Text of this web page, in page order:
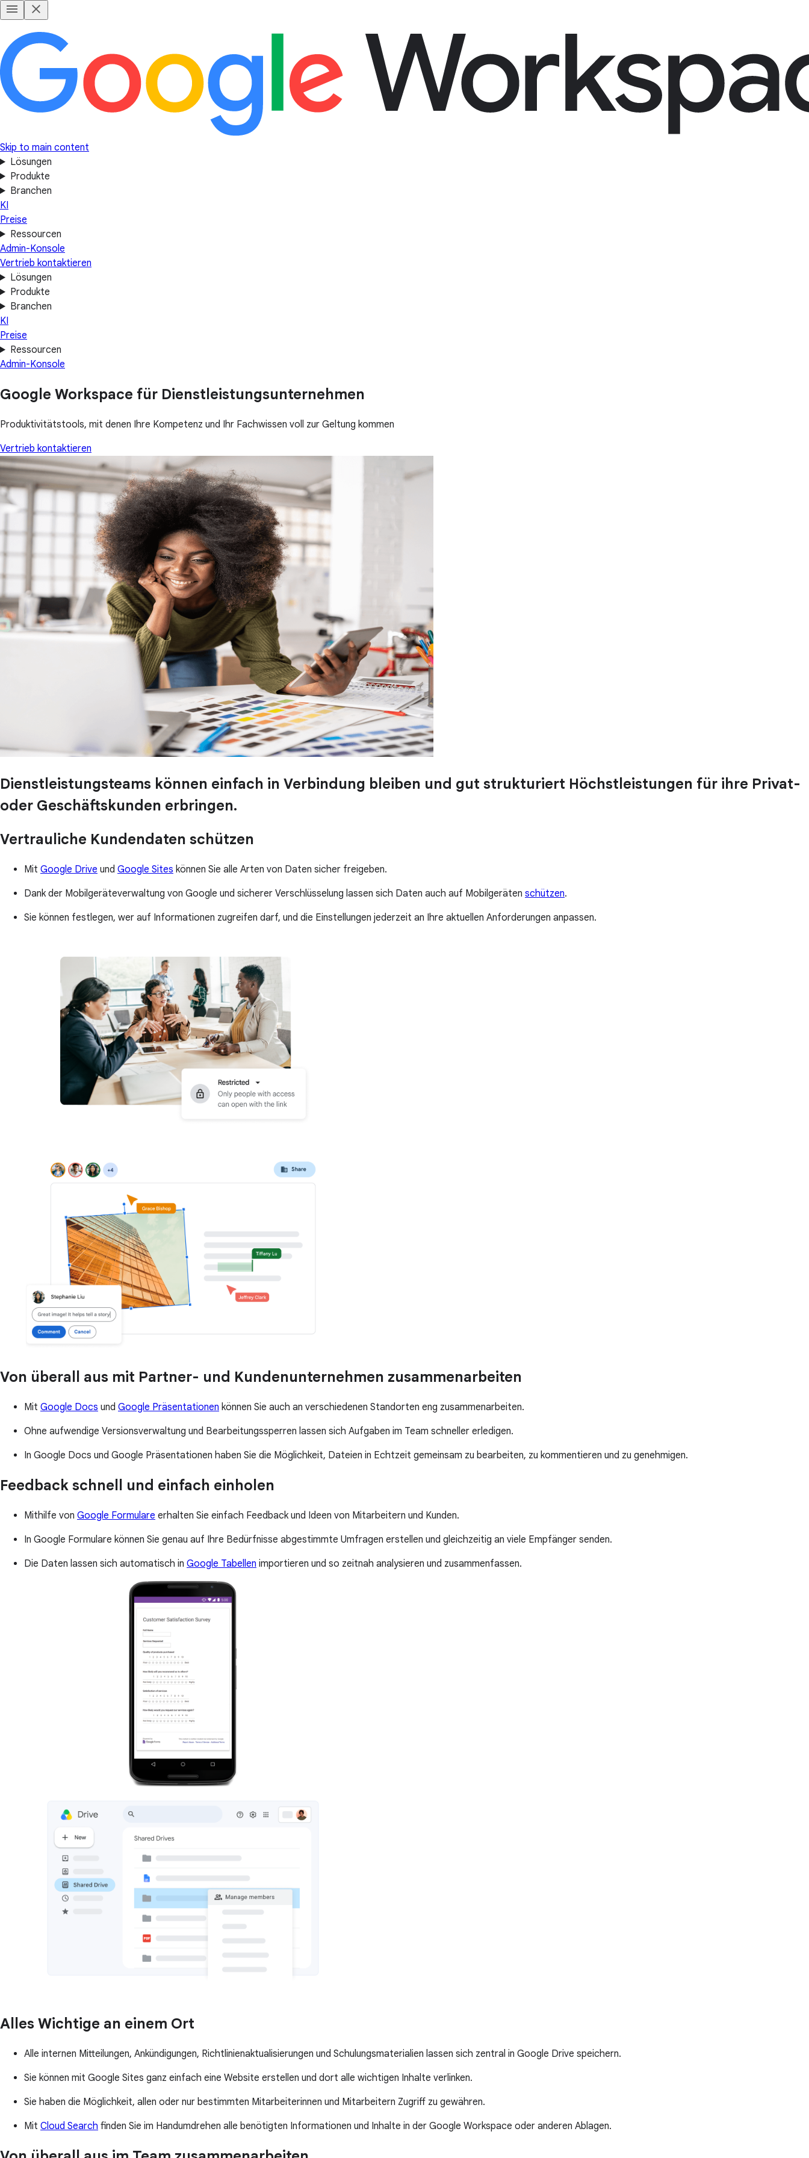
Skip to main content
Lösungen
Produkte
Branchen
KI
Preise
Ressourcen
Admin-Konsole
Vertrieb kontaktieren
Lösungen
Produkte
Branchen
KI
Preise
Ressourcen
Admin-Konsole
Google Workspace für Dienstleistungsunternehmen
Produktivitätstools, mit denen Ihre Kompetenz und Ihr Fachwissen voll zur Geltung kommen
Vertrieb kontaktieren
Dienstleistungsteams können einfach in Verbindung bleiben und gut strukturiert Höchstleistungen für ihre Privat-
oder Geschäftskunden erbringen.
Vertrauliche Kundendaten schützen
Mit Google Drive und Google Sites können Sie alle Arten von Daten sicher freigeben.
Dank der Mobilgeräteverwaltung von Google und sicherer Verschlüsselung lassen sich Daten auch auf Mobilgeräten schützen.
Sie können festlegen, wer auf Informationen zugreifen darf, und die Einstellungen jederzeit an Ihre aktuellen Anforderungen anpassen.
Von überall aus mit Partner- und Kundenunternehmen zusammenarbeiten
Mit Google Docs und Google Präsentationen können Sie auch an verschiedenen Standorten eng zusammenarbeiten.
Ohne aufwendige Versionsverwaltung und Bearbeitungssperren lassen sich Aufgaben im Team schneller erledigen.
In Google Docs und Google Präsentationen haben Sie die Möglichkeit, Dateien in Echtzeit gemeinsam zu bearbeiten, zu kommentieren und zu genehmigen.
Feedback schnell und einfach einholen
Mithilfe von Google Formulare erhalten Sie einfach Feedback und Ideen von Mitarbeitern und Kunden.
In Google Formulare können Sie genau auf Ihre Bedürfnisse abgestimmte Umfragen erstellen und gleichzeitig an viele Empfänger senden.
Die Daten lassen sich automatisch in Google Tabellen importieren und so zeitnah analysieren und zusammenfassen.
Alles Wichtige an einem Ort
Alle internen Mitteilungen, Ankündigungen, Richtlinienaktualisierungen und Schulungsmaterialien lassen sich zentral in Google Drive speichern.
Sie können mit Google Sites ganz einfach eine Website erstellen und dort alle wichtigen Inhalte verlinken.
Sie haben die Möglichkeit, allen oder nur bestimmten Mitarbeiterinnen und Mitarbeitern Zugriff zu gewähren.
Mit Cloud Search finden Sie im Handumdrehen alle benötigten Informationen und Inhalte in der Google Workspace oder anderen Ablagen.